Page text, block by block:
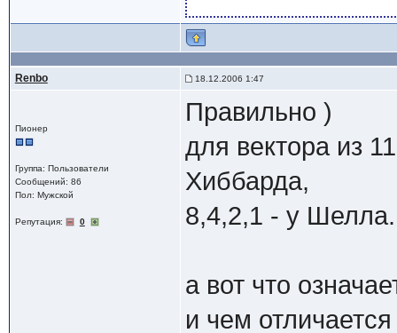
Renbo 18.12.2006 1:47
Пионер
Группа: Пользователи
Сообщений: 86
Пол: Мужской
Репутация: 0
Правильно )
для вектора из
Хиббарда,
8,4,2,1 - у Шелла.
а вот что
и чем